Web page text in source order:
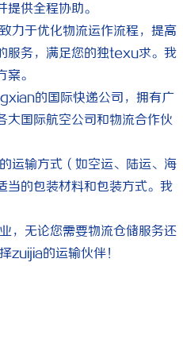
供全程协助。
力于优化物流运作流程，提高
服务，满足您的独texu求。我
。
的国际快递公司，拥有广
大国际航空公司和物流合作伙
运输方式（如空运、陆运、海
当的包装材料和包装方式。我
，无论您需要物流仓储服务还
zuijia的运输伙伴！